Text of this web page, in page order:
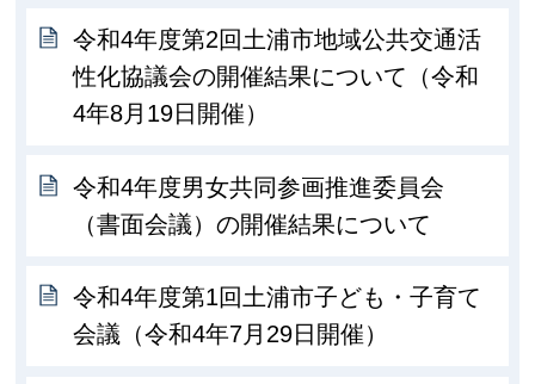
令和4年度第2回土浦市地域公共交通活
性化協議会の開催結果について（令和
4年8月19日開催）
令和4年度男女共同参画推進委員会
（書面会議）の開催結果について
令和4年度第1回土浦市子ども・子育て
会議（令和4年7月29日開催）